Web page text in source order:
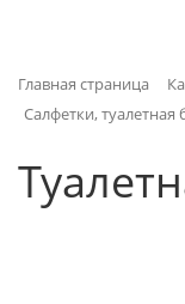
ИНТЕРЬЕР
Главная страница
Салфетки, туалетная